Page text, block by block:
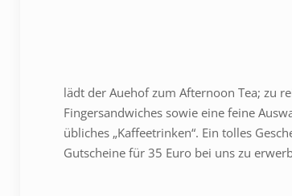
lädt der Auehof zum Afternoon Tea; zu
Fingersandwiches sowie eine feine
übliches „Kaffeetrinken“. Ein tolles
Gutscheine für 35 Euro bei uns zu